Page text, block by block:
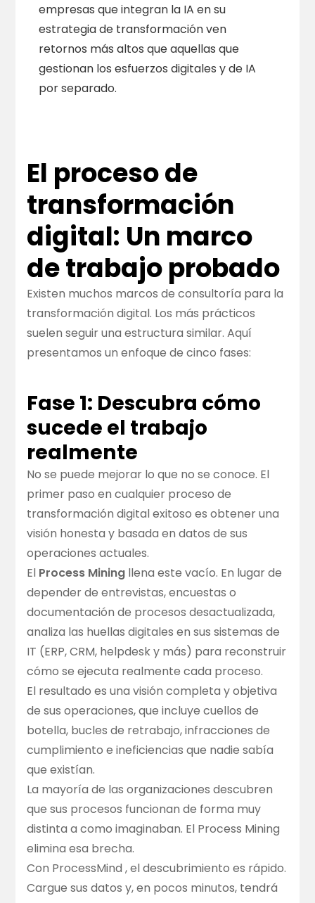
empresas que integran la IA en su
estrategia de transformación ven
retornos más altos que aquellas que
gestionan los esfuerzos digitales y de IA
por separado.
El proceso de
transformación
digital: Un marco
de trabajo probado
Existen muchos marcos de consultoría para la
transformación digital. Los más prácticos
suelen seguir una estructura similar. Aquí
presentamos un enfoque de cinco fases:
Fase 1: Descubra cómo
sucede el trabajo
realmente
No se puede mejorar lo que no se conoce. El
primer paso en cualquier proceso de
transformación digital exitoso es obtener una
visión honesta y basada en datos de sus
operaciones actuales.
El Process Mining llena este vacío. En lugar de
depender de entrevistas, encuestas o
documentación de procesos desactualizada,
analiza las huellas digitales en sus sistemas de
IT (ERP, CRM, helpdesk y más) para reconstruir
cómo se ejecuta realmente cada proceso.
El resultado es una visión completa y objetiva
de sus operaciones, que incluye cuellos de
botella, bucles de retrabajo, infracciones de
cumplimiento e ineficiencias que nadie sabía
que existían.
La mayoría de las organizaciones descubren
que sus procesos funcionan de forma muy
distinta a como imaginaban. El Process Mining
elimina esa brecha.
Con ProcessMind , el descubrimiento es rápido.
Cargue sus datos y, en pocos minutos, tendrá